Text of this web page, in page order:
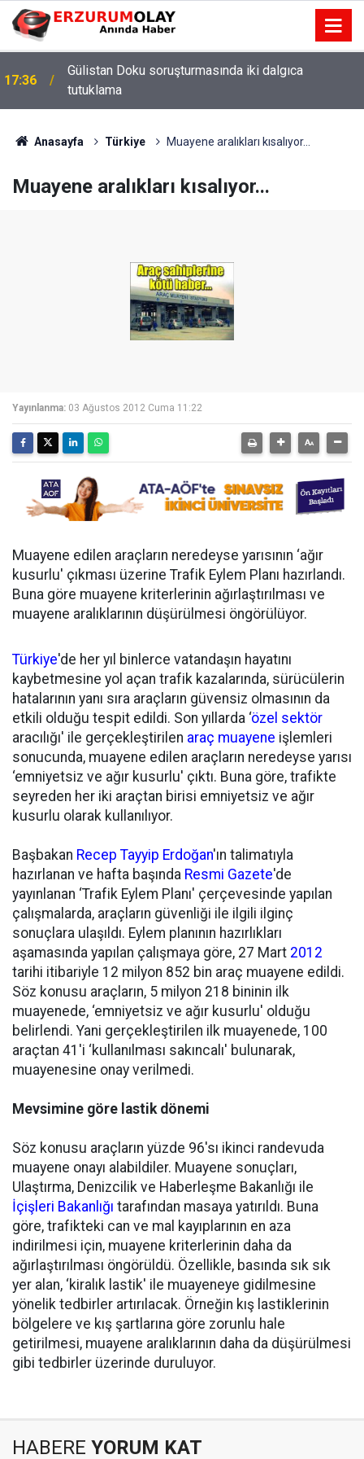
17:36
Gülistan Doku soruşturmasında iki dalgıca
tutuklama
Anasayfa Türkiye Muayene aralıkları kısalıyor...
Muayene aralıkları kısalıyor...
Yayınlanma: 03 Ağustos 2012 Cuma 11:22
Muayene edilen araçların neredeyse yarısının ‘ağır
kusurlu' çıkması üzerine Trafik Eylem Planı hazırlandı.
Buna göre muayene kriterlerinin ağırlaştırılması ve
muayene aralıklarının düşürülmesi öngörülüyor.
Türkiye'de her yıl binlerce vatandaşın hayatını
kaybetmesine yol açan trafik kazalarında, sürücülerin
hatalarının yanı sıra araçların güvensiz olmasının da
etkili olduğu tespit edildi. Son yıllarda ‘özel sektör
aracılığı' ile gerçekleştirilen araç muayene işlemleri
sonucunda, muayene edilen araçların neredeyse yarısı
‘emniyetsiz ve ağır kusurlu' çıktı. Buna göre, trafikte
seyreden her iki araçtan birisi emniyetsiz ve ağır
kusurlu olarak kullanılıyor.
Başbakan Recep Tayyip Erdoğan'ın talimatıyla
hazırlanan ve hafta başında Resmi Gazete'de
yayınlanan ‘Trafik Eylem Planı' çerçevesinde yapılan
çalışmalarda, araçların güvenliği ile ilgili ilginç
sonuçlara ulaşıldı. Eylem planının hazırlıkları
aşamasında yapılan çalışmaya göre, 27 Mart 2012
tarihi itibariyle 12 milyon 852 bin araç muayene edildi.
Söz konusu araçların, 5 milyon 218 bininin ilk
muayenede, ‘emniyetsiz ve ağır kusurlu' olduğu
belirlendi. Yani gerçekleştirilen ilk muayenede, 100
araçtan 41'i ‘kullanılması sakıncalı' bulunarak,
muayenesine onay verilmedi.
Mevsimine göre lastik dönemi
Söz konusu araçların yüzde 96'sı ikinci randevuda
muayene onayı alabildiler. Muayene sonuçları,
Ulaştırma, Denizcilik ve Haberleşme Bakanlığı ile
İçişleri Bakanlığı tarafından masaya yatırıldı. Buna
göre, trafikteki can ve mal kayıplarının en aza
indirilmesi için, muayene kriterlerinin daha da
ağırlaştırılması öngörüldü. Özellikle, basında sık sık
yer alan, ‘kiralık lastik' ile muayeneye gidilmesine
yönelik tedbirler artırılacak. Örneğin kış lastiklerinin
bölgelere ve kış şartlarına göre zorunlu hale
getirilmesi, muayene aralıklarının daha da düşürülmesi
gibi tedbirler üzerinde duruluyor.
HABERE YORUM KAT